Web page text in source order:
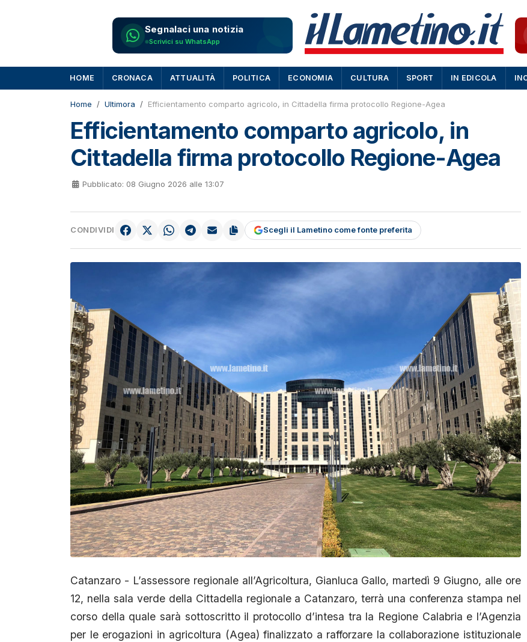
Segnalaci una notizia
Scrivici su WhatsApp
HOME CRONACA ATTUALITÀ POLITICA ECONOMIA CULTURA SPORT IN EDICOLA
Home Ultimora Efficientamento comparto agricolo, in Cittadella firma protocollo Regione-Agea
Efficientamento comparto agricolo, in
Cittadella firma protocollo Regione-Agea
Pubblicato: 08 Giugno 2026 alle 13:07
CONDIVIDI Scegli il Lametino come fonte preferita
Catanzaro - L’assessore regionale all’Agricoltura, Gianluca Gallo, martedì 9 Giugno, alle ore
12, nella sala verde della Cittadella regionale a Catanzaro, terrà una conferenza stampa nel
corso della quale sarà sottoscritto il protocollo d’intesa tra la Regione Calabria e l’Agenzia
per le erogazioni in agricoltura (Agea) finalizzato a rafforzare la collaborazione istituzionale